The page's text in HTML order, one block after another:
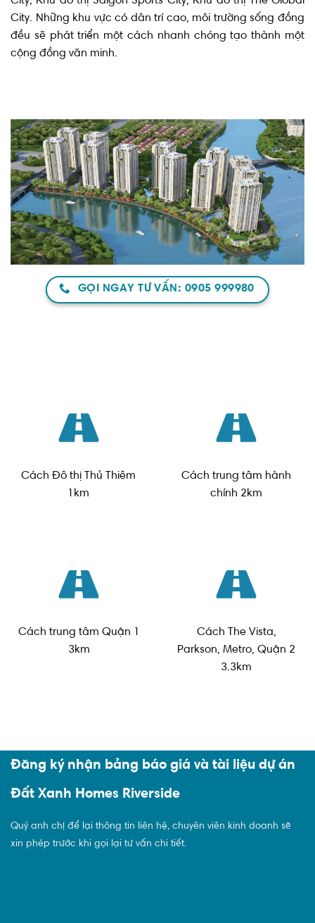
City. Những khu vực có dân trí cao, môi trường sống đồng
đều sẽ phát triển một cách nhanh chóng tạo thành một
cộng đồng văn minh.
GỌI NGAY TƯ VẤN: 0905 999980
Cách Đô thị Thủ Thiêm
1km
Cách trung tâm hành
chính 2km
Cách trung tâm Quận 1
3km
Cách The Vista,
Parkson, Metro, Quận 2
3.3km
Đăng ký nhận bảng báo giá và tài liệu dự án
Đất Xanh Homes Riverside
Quý anh chị để lại thông tin liên hệ, chuyên viên kinh doanh sẽ
xin phép trước khi gọi lại tư vấn chi tiết.